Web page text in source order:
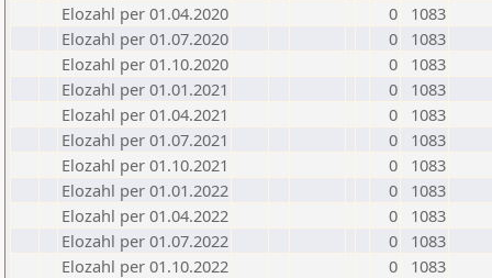
Elozahl per 01.04.2020
0
1083
Elozahl per 01.07.2020
0
1083
Elozahl per 01.10.2020
0
1083
Elozahl per 01.01.2021
0
1083
Elozahl per 01.04.2021
0
1083
Elozahl per 01.07.2021
0
1083
Elozahl per 01.10.2021
0
1083
Elozahl per 01.01.2022
0
1083
Elozahl per 01.04.2022
0
1083
Elozahl per 01.07.2022
0
1083
Elozahl per 01.10.2022
0
1083